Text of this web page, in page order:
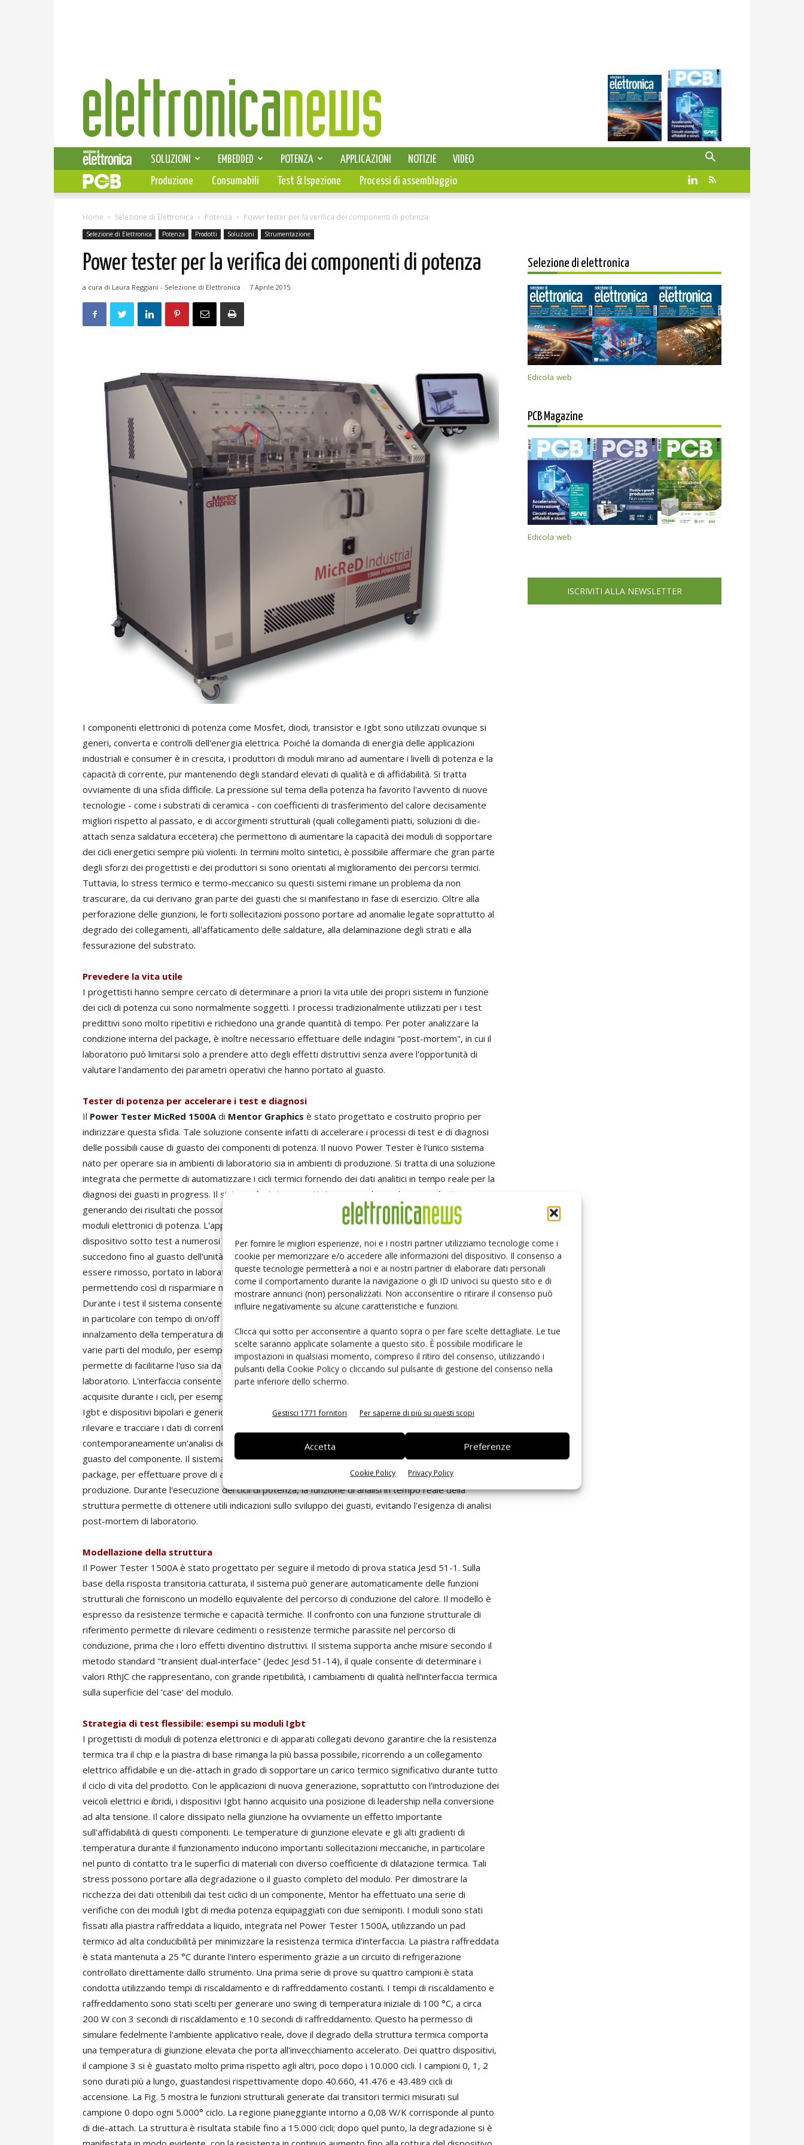
Per fornire le migliori esperienze, noi e i nostri partner utilizziamo tecnologie come i
cookie per memorizzare e/o accedere alle informazioni del dispositivo. Il consenso a
queste tecnologie permetterà a noi e ai nostri partner di elaborare dati personali
come il comportamento durante la navigazione o gli ID univoci su questo sito e di
mostrare annunci (non) personalizzati. Non acconsentire o ritirare il consenso può
influire negativamente su alcune caratteristiche e funzioni.
Clicca qui sotto per acconsentire a quanto sopra o per fare scelte dettagliate. Le tue
scelte saranno applicate solamente a questo sito. È possibile modificare le
impostazioni in qualsiasi momento, compreso il ritiro del consenso, utilizzando i
pulsanti della Cookie Policy o cliccando sul pulsante di gestione del consenso nella
parte inferiore dello schermo.
Gestisci 1771 fornitori Per saperne di più su questi scopi
Accetta Preferenze
Cookie Policy Privacy Policy
Elettronica
News
SELEZIONE DI ELETTRONICA
SOLUZIONI EMBEDDED POTENZA APPLICAZIONI NOTIZIE
VIDEO
PCB
Produzione Consumabili Test & Ispezione Processi di assemblaggio
Home Selezione di Elettronica Potenza Power tester per la verifica dei componenti di potenza
Selezione di Elettronica Potenza Prodotti Soluzioni Strumentazione
Power tester per la verifica dei componenti di potenza
a cura di Laura Reggiani - Selezione di Elettronica - 7 Aprile 2015
I componenti elettronici di potenza come Mosfet, diodi, transistor e Igbt sono utilizzati ovunque si
generi, converta e controlli dell'energia elettrica. Poiché la domanda di energia delle applicazioni
industriali e consumer è in crescita, i produttori di moduli mirano ad aumentare i livelli di potenza e la
capacità di corrente, pur mantenendo degli standard elevati di qualità e di affidabilità. Si tratta
ovviamente di una sfida difficile. La pressione sul tema della potenza ha favorito l'avvento di nuove
tecnologie - come i substrati di ceramica - con coefficienti di trasferimento del calore decisamente
migliori rispetto al passato, e di accorgimenti strutturali (quali collegamenti piatti, soluzioni di die-
attach senza saldatura eccetera) che permettono di aumentare la capacità dei moduli di sopportare
dei cicli energetici sempre più violenti. In termini molto sintetici, è possibile affermare che gran parte
degli sforzi dei progettisti e dei produttori si sono orientati al miglioramento dei percorsi termici.
Tuttavia, lo stress termico e termo-meccanico su questi sistemi rimane un problema da non
trascurare, da cui derivano gran parte dei guasti che si manifestano in fase di esercizio. Oltre alla
perforazione delle giunzioni, le forti sollecitazioni possono portare ad anomalie legate soprattutto al
degrado dei collegamenti, all'affaticamento delle saldature, alla delaminazione degli strati e alla
fessurazione del substrato.
Prevedere la vita utile
I progettisti hanno sempre cercato di determinare a priori la vita utile dei propri sistemi in funzione
dei cicli di potenza cui sono normalmente soggetti. I processi tradizionalmente utilizzati per i test
predittivi sono molto ripetitivi e richiedono una grande quantità di tempo. Per poter analizzare la
condizione interna del package, è inoltre necessario effettuare delle indagini "post-mortem", in cui il
laboratorio può limitarsi solo a prendere atto degli effetti distruttivi senza avere l'opportunità di
valutare l'andamento dei parametri operativi che hanno portato al guasto.
Tester di potenza per accelerare i test e diagnosi
Il Power Tester MicRed 1500A di Mentor Graphics è stato progettato e costruito proprio per
indirizzare questa sfida. Tale soluzione consente infatti di accelerare i processi di test e di diagnosi
delle possibili cause di guasto dei componenti di potenza. Il nuovo Power Tester è l'unico sistema
nato per operare sia in ambienti di laboratorio sia in ambienti di produzione. Si tratta di una soluzione
integrata che permette di automatizzare i cicli termici fornendo dei dati analitici in tempo reale per la
diagnosi dei guasti in progress. Il sistema è stato progettato per accelerare le prove di vita,
generando dei risultati che possono contribuire a migliorare l'affidabilità delle applicazioni basate su
moduli elettronici di potenza. L'approccio utilizzato dallo strumento è unico. Esso sottopone il
dispositivo sotto test a numerosi cicli di potenza completamente automatizzati. I cicli di potenza si
succedono fino al guasto dell'unità. A differenza dei metodi tradizionali, il dispositivo non deve più
essere rimosso, portato in laboratorio per le verifiche, e riportato in fabbrica per effettuare altri cicli,
permettendo così di risparmiare molto tempo.
Durante i test il sistema consente inoltre di sviluppare il ciclo di potenza secondo strategie differenti,
in particolare con tempo di on/off costante, swing di temperatura dell'alloggiamento costante, e
innalzamento della temperatura di giunzione costante. Ciò permette di indagare i comportamenti di
varie parti del modulo, per esempio il silicio, i substrati o i collegamenti. Un'interfaccia touch-screen
permette di facilitarne l'uso sia da parte del tecnico di produzione sia da parte dell'ingegnere di
laboratorio. L'interfaccia consente di predisporre l'ambiente di test e di registrare le informazioni
acquisite durante i cicli, per esempio tensioni correnti e temperature. Ideale per l'analisi di Mosfet,
Igbt e dispositivi bipolari e generici (fino a 3 in una sola volta), il Power Tester 1500A permette di
rilevare e tracciare i dati di corrente, tensione e temperatura del die, effettuando
contemporaneamente un'analisi della struttura per registrare i cambiamenti che possono originare il
guasto del componente. Il sistema può essere utilizzato per migliorare e velocizzare lo sviluppo dei
package, per effettuare prove di affidabilità e per controllare i lotti in arrivo prima della messa in
produzione. Durante l'esecuzione dei cicli di potenza, la funzione di analisi in tempo reale della
struttura permette di ottenere utili indicazioni sullo sviluppo dei guasti, evitando l'esigenza di analisi
post-mortem di laboratorio.
Modellazione della struttura
Il Power Tester 1500A è stato progettato per seguire il metodo di prova statica Jesd 51-1. Sulla
base della risposta transitoria catturata, il sistema può generare automaticamente delle funzioni
strutturali che forniscono un modello equivalente del percorso di conduzione del calore. Il modello è
espresso da resistenze termiche e capacità termiche. Il confronto con una funzione strutturale di
riferimento permette di rilevare cedimenti o resistenze termiche parassite nel percorso di
conduzione, prima che i loro effetti diventino distruttivi. Il sistema supporta anche misure secondo il
metodo standard "transient dual-interface" (Jedec Jesd 51-14), il quale consente di determinare i
valori RthJC che rappresentano, con grande ripetibilità, i cambiamenti di qualità nell'interfaccia termica
sulla superficie del ‘case‘ del modulo.
Strategia di test flessibile: esempi su moduli Igbt
I progettisti di moduli di potenza elettronici e di apparati collegati devono garantire che la resistenza
termica tra il chip e la piastra di base rimanga la più bassa possibile, ricorrendo a un collegamento
elettrico affidabile e un die-attach in grado di sopportare un carico termico significativo durante tutto
il ciclo di vita del prodotto. Con le applicazioni di nuova generazione, soprattutto con l'introduzione dei
veicoli elettrici e ibridi, i dispositivi Igbt hanno acquisito una posizione di leadership nella conversione
ad alta tensione. Il calore dissipato nella giunzione ha ovviamente un effetto importante
sull'affidabilità di questi componenti. Le temperature di giunzione elevate e gli alti gradienti di
temperatura durante il funzionamento inducono importanti sollecitazioni meccaniche, in particolare
nel punto di contatto tra le superfici di materiali con diverso coefficiente di dilatazione termica. Tali
stress possono portare alla degradazione o il guasto completo del modulo. Per dimostrare la
ricchezza dei dati ottenibili dai test ciclici di un componente, Mentor ha effettuato una serie di
verifiche con dei moduli Igbt di media potenza equipaggiati con due semiponti. I moduli sono stati
fissati alla piastra raffreddata a liquido, integrata nel Power Tester 1500A, utilizzando un pad
termico ad alta conducibilità per minimizzare la resistenza termica d'interfaccia. La piastra raffreddata
è stata mantenuta a 25 °C durante l'intero esperimento grazie a un circuito di refrigerazione
controllato direttamente dallo strumento. Una prima serie di prove su quattro campioni è stata
condotta utilizzando tempi di riscaldamento e di raffreddamento costanti. I tempi di riscaldamento e
raffreddamento sono stati scelti per generare uno swing di temperatura iniziale di 100 °C, a circa
200 W con 3 secondi di riscaldamento e 10 secondi di raffreddamento. Questo ha permesso di
simulare fedelmente l'ambiente applicativo reale, dove il degrado della struttura termica comporta
una temperatura di giunzione elevata che porta all'invecchiamento accelerato. Dei quattro dispositivi,
il campione 3 si è guastato molto prima rispetto agli altri, poco dopo i 10.000 cicli. I campioni 0, 1, 2
sono durati più a lungo, guastandosi rispettivamente dopo 40.660, 41.476 e 43.489 cicli di
accensione. La Fig. 5 mostra le funzioni strutturali generate dai transitori termici misurati sul
campione 0 dopo ogni 5.000° ciclo. La regione pianeggiante intorno a 0,08 W/K corrisponde al punto
di die-attach. La struttura è risultata stabile fino a 15.000 cicli; dopo quel punto, la degradazione si è
Selezione di elettronica
Edicola web
PCB Magazine
Edicola web
ISCRIVITI ALLA NEWSLETTER